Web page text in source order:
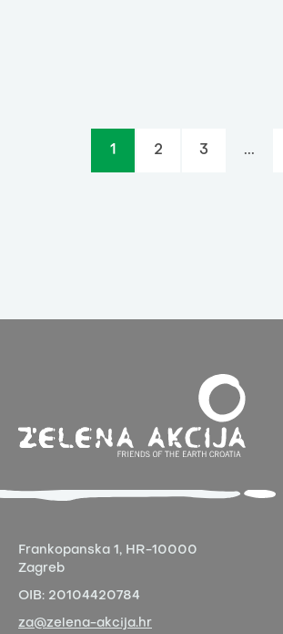
1 2 3 ...
Frankopanska 1, HR-10000
Zagreb
OIB: 20104420784
za@zelena-akcija.hr